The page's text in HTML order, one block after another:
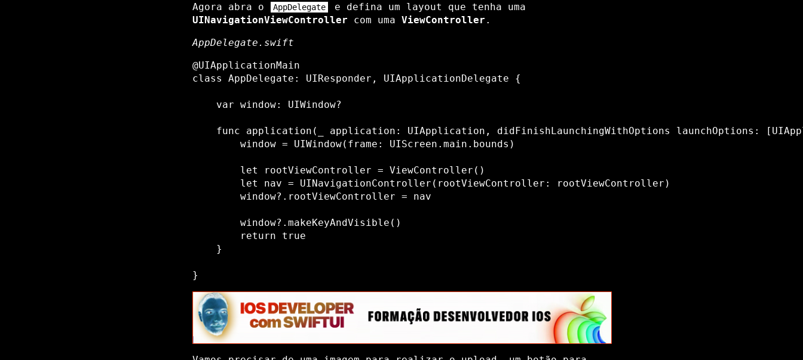
Agora abra o AppDelegate
e defina um layout que tenha uma
UINavigationViewController com uma ViewController .
AppDelegate.swift
@UIApplicationMain
class AppDelegate: UIResponder, UIApplicationDelegate {
    var window: UIWindow?
func application(_ application: UIApplication, didFinishLaunchingWithOptions launchOptions:
        window = UIWindow(frame: UIScreen.main.bounds)
        let rootViewController = ViewController()
        let nav = UINavigationController(rootViewController: rootViewController)
        window?.rootViewController = nav
        window?.makeKeyAndVisible()
        return true
    }